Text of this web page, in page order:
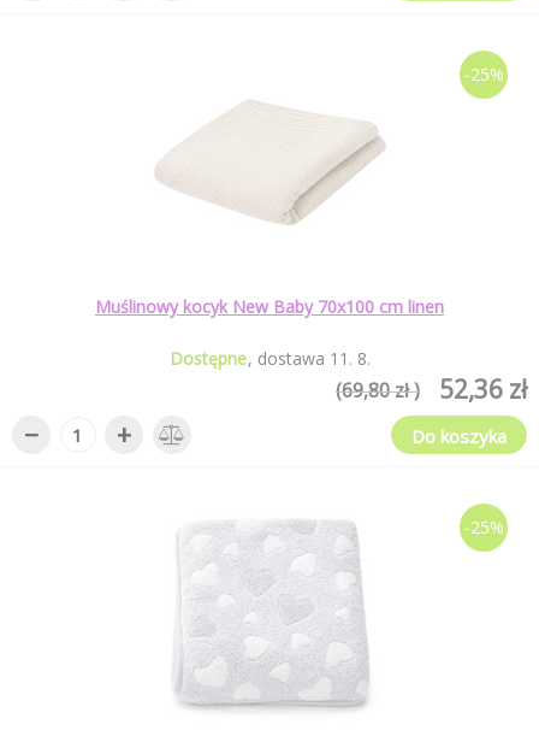
-25%
Muślinowy kocyk New Baby 70x100 cm linen
Dostępne dostawa 11 . 8.
52,36 zł
(69,80 zł )
− + Do koszyka
-25%